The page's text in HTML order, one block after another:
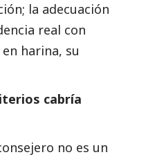
la adecuación
real con
harina, su
cabría
no es un